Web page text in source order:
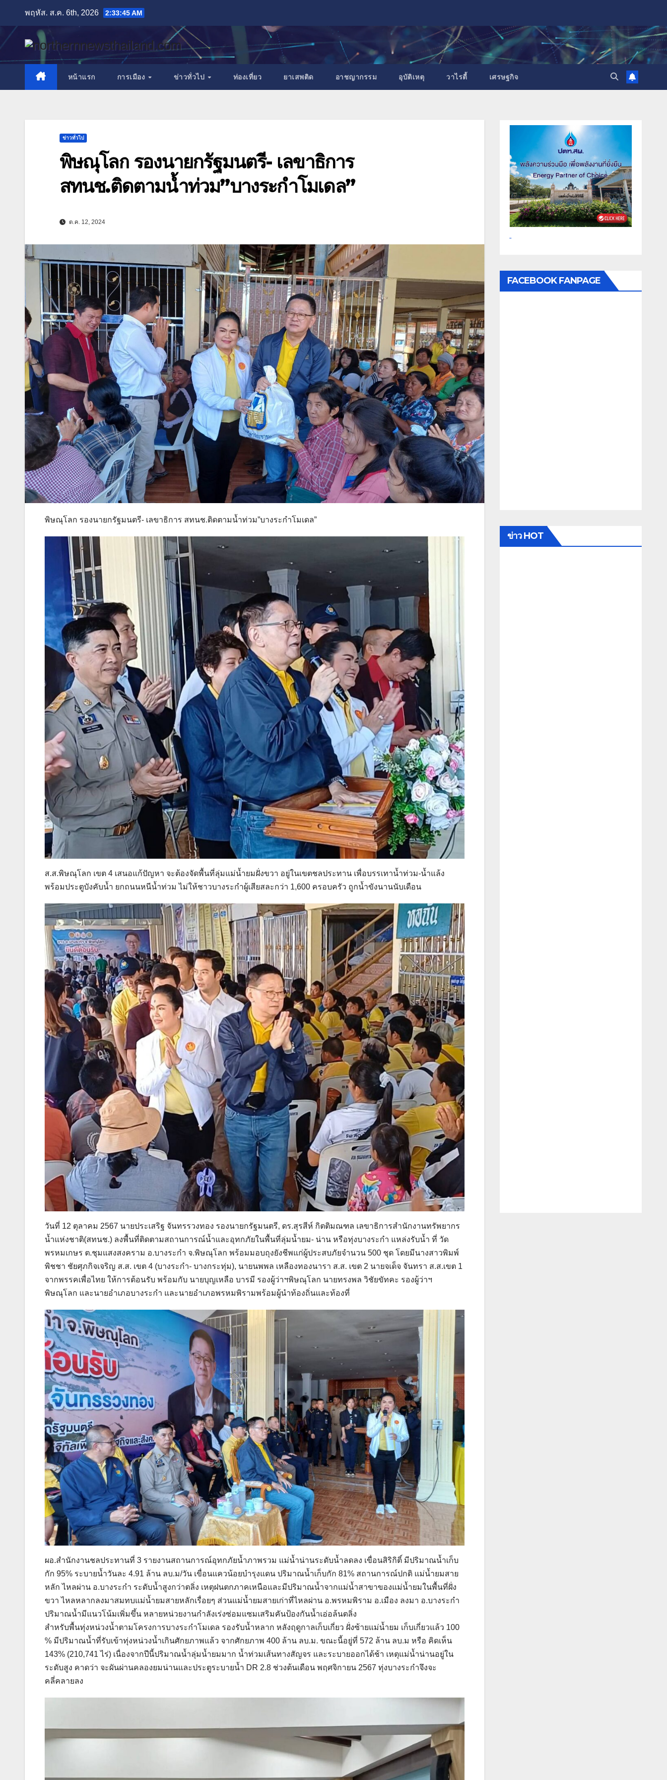
content
พฤหัส. ส.ค. 6th, 2026 2:33:47 AM
หน้าแรก การเมือง ข่าวทั่วไป ท่องเที่ยว ยาเสพติด อาชญากรรม อุบัติเหตุ วาไรตี้ เศรษฐกิจ
ข่าวทั่วไป
พิษณุโลก รองนายกรัฐมนตรี- เลขาธิการ
สทนช.ติดตามน้ำท่วม”บางระกำโมเดล”
ต.ค. 12, 2024
พิษณุโลก รองนายกรัฐมนตรี- เลขาธิการ สทนช.ติดตามน้ำท่วม”บางระกำโมเดล”
ส.ส.พิษณุโลก เขต 4 เสนอแก้ปัญหา จะต้องจัดพื้นที่ลุ่มแม่น้ำยมฝั่งขวา อยู่ในเขตชลประทาน เพื่อบรรเทาน้ำท่วม-น้ำแล้ง
พร้อมประตูบังคับน้ำ ยกถนนหนีน้ำท่วม ไม่ให้ชาวบางระกำผู้เสียสละกว่า 1,600 ครอบครัว ถูกน้ำขังนานนับเดือน
วันที่ 12 ตุลาคม 2567 นายประเสริฐ จันทรรวงทอง รองนายกรัฐมนตรี, ดร.สุรสีห์ กิตติมณฑล เลขาธิการสำนักงานทรัพยากร
น้ำแห่งชาติ(สทนช.) ลงพื้นที่ติดตามสถานการณ์น้ำและอุทกภัยในพื้นที่ลุ่มน้ำยม- น่าน หรือทุ่งบางระกำ แหล่งรับน้ำ ที่ วัด
พรหมเกษร ต.ชุมแสงสงคราม อ.บางระกำ จ.พิษณุโลก พร้อมมอบถุงยังชีพแก่ผู้ประสบภัยจำนวน 500 ชุด โดยมีนางสาวพิมพ์
พิชชา ชัยศุภกิจเจริญ ส.ส. เขต 4 (บางระกำ- บางกระทุ่ม), นายนพพล เหลืองทองนารา ส.ส. เขต 2 นายจเด็จ จันทรา ส.ส.เขต 1
จากพรรคเพื่อไทย ให้การต้อนรับ พร้อมกับ นายบุญเหลือ บารมี รองผู้ว่าฯพิษณุโลก นายทรงพล วิชัยขัทคะ รองผู้ว่าฯ
พิษณุโลก และนายอำเภอบางระกำ และนายอำเภอพรหมพิรามพร้อมผู้นำท้องถิ่นและท้องที่
ผอ.สำนักงานชลประทานที่ 3 รายงานสถานการณ์อุทกภัยน้ำภาพรวม แม่น้ำน่านระดับน้ำลดลง เขื่อนสิริกิติ์ มีปริมาณน้ำเก็บ
กัก 95% ระบายน้ำวันละ 4.91 ล้าน ลบ.ม/วัน เขื่อนแควน้อยบำรุงแดน ปริมาณน้ำเก็บกัก 81% สถานการณ์ปกติ แม่น้ำยมสาย
หลัก ไหลผ่าน อ.บางระกำ ระดับน้ำสูงกว่าตลิ่ง เหตุฝนตกภาคเหนือและมีปริมาณน้ำจากแม่น้ำสาขาของแม่น้ำยมในพื้นที่ฝั่ง
ขวา ไหลหลากลงมาสมทบแม่น้ำยมสายหลักเรื่อยๆ ส่วนแม่น้ำยมสายเก่าที่ไหลผ่าน อ.พรหมพิราม อ.เมือง ลงมา อ.บางระกำ
ปริมาณน้ำมีแนวโน้มเพิ่มขึ้น หลายหน่วยงานกำลังเร่งซ่อมแซมเสริมคันป้องกันน้ำเอ่อล้นตลิ่ง
สำหรับพื้นทุ่งหน่วงน้ำตามโครงการบางระกำโมเดล รองรับน้ำหลาก หลังฤดูกาลเก็บเกี่ยว ฝั่งซ้ายแม่น้ำยม เก็บเกี่ยวแล้ว 100
% มีปริมาณน้ำที่รับเข้าทุ่งหน่วงน้ำเกินศักยภาพแล้ว จากศักยภาพ 400 ล้าน ลบ.ม. ขณะนี้อยู่ที่ 572 ล้าน ลบ.ม หรือ คิดเห็น
143% (210,741 ไร่) เนื่องจากปีนี้ปริมาณน้ำลุ่มน้ำยมมาก น้ำท่วมเส้นทางสัญจร และระบายออกได้ช้า เหตุแม่น้ำน่านอยู่ใน
ระดับสูง คาดว่า จะผันผ่านคลองยมน่านและประตูระบายน้ำ DR 2.8 ช่วงต้นเดือน พฤศจิกายน 2567 ทุ่งบางระกำจึงจะ
คลี่คลายลง
FACEBOOK FANPAGE
ข่าว HOT